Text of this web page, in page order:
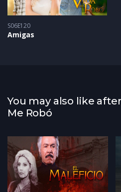
S06E120
Amigas
You may also like
Me Robó